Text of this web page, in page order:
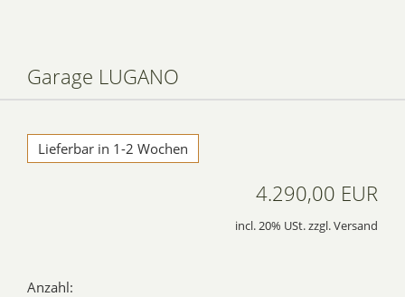
Garage LUGANO
Lieferbar in 1-2 Wochen
4.290,00 EUR
incl. 20% USt. zzgl. Versand
Anzahl: